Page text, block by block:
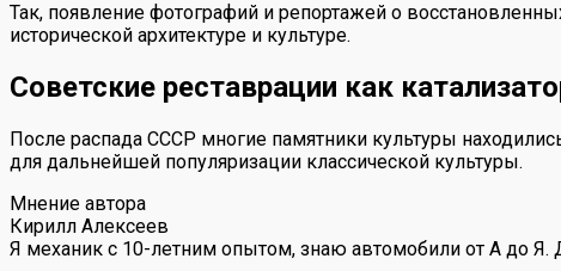
Так, появление фотографий и репортажей о
исторической архитектуре и культуре.
Советские реставрации как
После распада СССР многие памятники культуры
для дальнейшей популяризации классической культуры.
Мнение автора
Кирилл Алексеев
Я механик с 10-летним опытом, знаю автомобили от А до